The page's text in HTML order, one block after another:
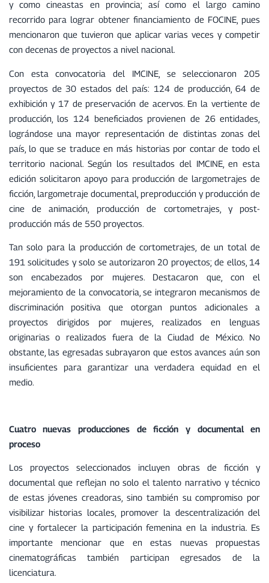
y como cineastas en provincia; así como el largo camino
recorrido para lograr obtener financiamiento de FOCINE, pues
mencionaron que tuvieron que aplicar varias veces y competir
con decenas de proyectos a nivel nacional.
Con esta convocatoria del IMCINE, se seleccionaron 205
proyectos de 30 estados del país: 124 de producción, 64 de
exhibición y 17 de preservación de acervos. En la vertiente de
producción, los 124 beneficiados provienen de 26 entidades,
lográndose una mayor representación de distintas zonas del
país, lo que se traduce en más historias por contar de todo el
territorio nacional. Según los resultados del IMCINE, en esta
edición solicitaron apoyo para producción de largometrajes de
ficción, largometraje documental, preproducción y producción de
cine de animación, producción de cortometrajes, y post-
producción más de 550 proyectos.
Tan solo para la producción de cortometrajes, de un total de
191 solicitudes y solo se autorizaron 20 proyectos; de ellos, 14
son encabezados por mujeres. Destacaron que, con el
mejoramiento de la convocatoria, se integraron mecanismos de
discriminación positiva que otorgan puntos adicionales a
proyectos dirigidos por mujeres, realizados en lenguas
originarias o realizados fuera de la Ciudad de México. No
obstante, las egresadas subrayaron que estos avances aún son
insuficientes para garantizar una verdadera equidad en el
medio.
Cuatro nuevas producciones de ficción y documental en
proceso
Los proyectos seleccionados incluyen obras de ficción y
documental que reflejan no solo el talento narrativo y técnico
de estas jóvenes creadoras, sino también su compromiso por
visibilizar historias locales, promover la descentralización del
cine y fortalecer la participación femenina en la industria. Es
importante mencionar que en estas nuevas propuestas
cinematográficas también participan egresados de la
licenciatura.